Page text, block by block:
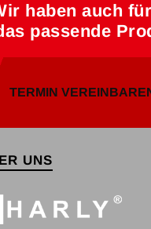
haben auch
passende
TERMIN
UNS